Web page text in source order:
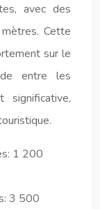
avec des
Cette
sur le
entre les
1 200
3 500